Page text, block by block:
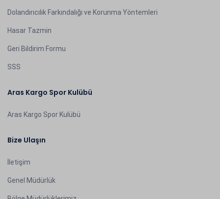
Dolandırıcılık Farkındalığı ve Korunma Yöntemleri
Hasar Tazmin
Geri Bildirim Formu
SSS
Aras Kargo Spor Kulübü
Aras Kargo Spor Kulübü
Bize Ulaşın
İletişim
Genel Müdürlük